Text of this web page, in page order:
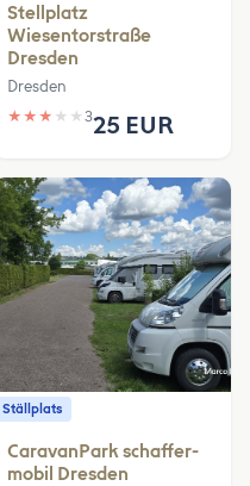
Stellplatz
Wiesentorstraße
Dresden
Dresden
★ ★ ★ ★ ★ 325 EUR
Ställplats
CaravanPark schaffer-
mobil Dresden